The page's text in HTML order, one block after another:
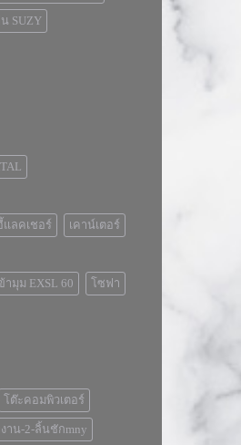
SUZY
แลคเชอร์ เคาน์เตอร์
ามุม EXSL 60 โซฟา
โต๊ะคอมพิวเตอร์
งาน-2-ลิ้นชักmny